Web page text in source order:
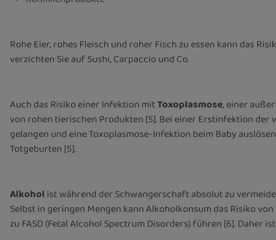
Rohe Eier, rohes Fleisch und roher Fisch zu essen kann das
verzichten Sie auf Sushi, Carpaccio und Co.
Auch das Risiko einer Infektion mitToxoplasmose, einer
von rohen tierischen Produkten [5]. Bei einer Erstinfektion
gelangen und eine Toxoplasmose-Infektion beim Baby
Totgeburten [5].
Alkoholist während der Schwangerschaft absolut zu
Selbst in geringen Mengen kann Alkoholkonsum das Risiko
zu FASD (Fetal Alcohol Spectrum Disorders) führen [6]. Daher